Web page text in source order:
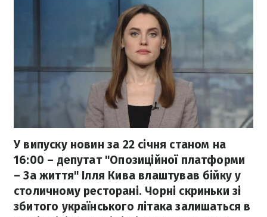
У випуску новин за 22 січня станом на
16:00 – депутат "Опозиційної платформи
– За життя" Ілля Кива влаштував бійку у
столичному ресторані. Чорні скриньки зі
збитого українського літака залишаться в